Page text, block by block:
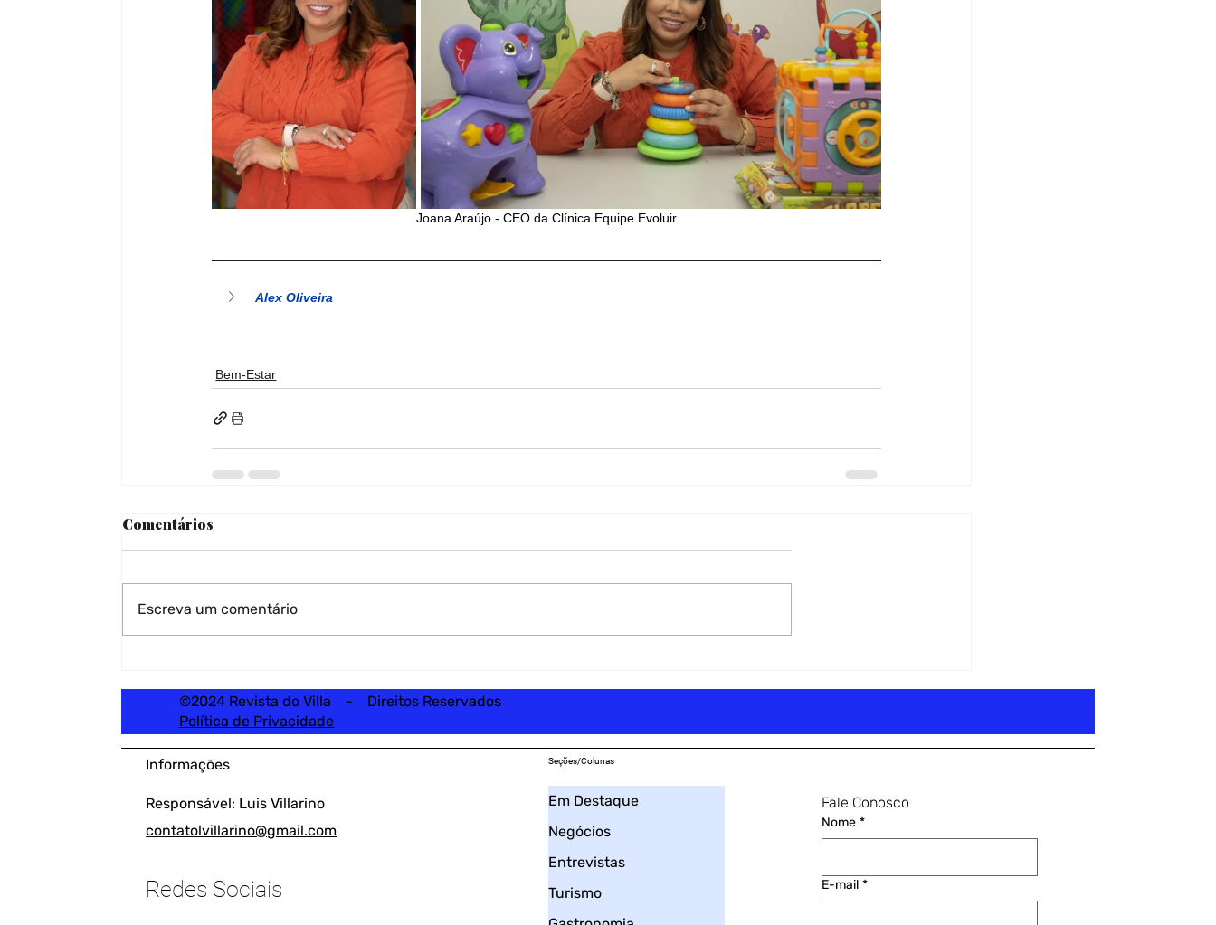
Joana Araújo - CEO da Clínica Equipe Evoluir
Alex Oliveira
Bem-Estar
Comentários
Escreva um comentário
©2024 Revista do Villa - Direitos Reservados
Política de Privacidade
Fale Conosco
Nome *
E-mail *
Informações
Responsável: Luis Villarino
contatolvillarino@gmail.com
Redes Sociais
Seções/Colunas
Em Destaque
Negócios
Entrevistas
Turismo